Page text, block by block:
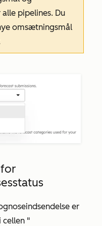
pipelines. Du
omsætningsmål
er
cellen "